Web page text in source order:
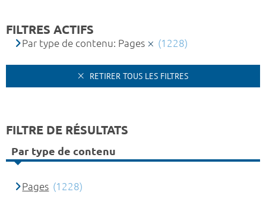
FILTRES ACTIFS
Par type de contenu: Pages (1228)
RETIRER TOUS LES FILTRES
FILTRE DE RÉSULTATS
Par type de contenu
Pages (1228)